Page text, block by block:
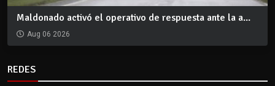
Maldonado activó el operativo de respuesta ante la a...
Aug 06 2026
REDES